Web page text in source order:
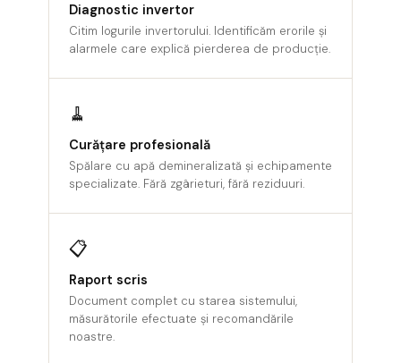
Relee, butoane, lămpi, teleruptoare
Butoane și indicatori luminoși
Buzzere
Comutatoare cu came
Contacte
Relee Inteligente
Senzori, limitatori, comutatori cu fir
Limitatori
Sisteme de Climatizare A/C
Diagnostic invertor
Citim logurile invertorului. Identificăm erorile și
alarmele care explică pierderea de producție.
🧹
Curățare profesională
Spălare cu apă demineralizată și echipamente
specializate. Fără zgârieturi, fără reziduuri.
📋
Raport scris
Document complet cu starea sistemului,
măsurătorile efectuate și recomandările
noastre.